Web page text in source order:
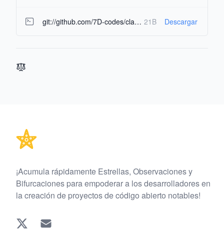
git://github.com/7D-codes/claude-for-hermes.git 21B Descargar
¡Acumula rápidamente Estrellas, Observaciones y
Bifurcaciones para empoderar a los desarrolladores en
la creación de proyectos de código abierto notables!
Twitter EMAIL